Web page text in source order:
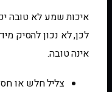
איכות שמע לא טובה
לכן, לא נכון להסיק
אינה טובה.
צליל חלש או